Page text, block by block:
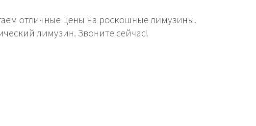
отличные цены на роскошные лимузины.
лимузин. Звоните сейчас!